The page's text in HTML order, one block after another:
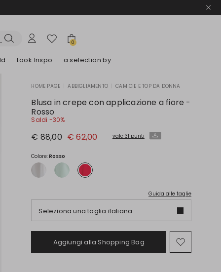
0
Look Inspo a selection by
Scopri i nostri AbitiScopri i nostri Sandali
HOME PAGE ABBIGLIAMENTO CAMICIE E TOP DA DONNA
Blusa in crepe con applicazione a fiore -
Rosso
Saldi -30%
Prezzo
originale
88,00
€ 88,00 Nuovo
prezzo
€ 62,00 vale 31 punti
Colore:Rosso
Guida alle taglie
Seleziona una taglia italiana
Aggiungi alla Shopping Bag Sposta
nella